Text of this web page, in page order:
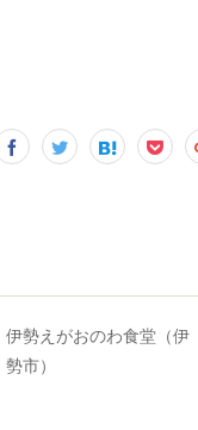
伊勢えがおのわ食堂（伊
勢市）